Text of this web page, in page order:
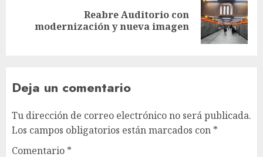
post:
Reabre Auditorio con
modernización y nueva imagen
Deja un comentario
Tu dirección de correo electrónico no será publicada.
Los campos obligatorios están marcados con *
Comentario *